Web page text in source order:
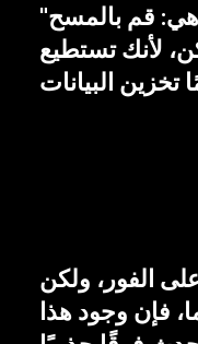
"الرسالة الأساسية هي: قم بالمسح
لأنك تستطيع
الفور، ولكن
فإن وجود هذا